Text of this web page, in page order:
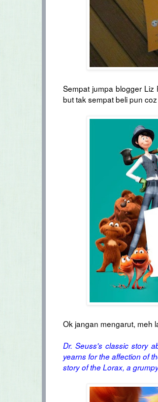
Sempat jumpa blogger
but tak sempat beli pun
Ok jangan mengarut, meh
Dr. Seuss's classic story
yearns for the affection of
story of the Lorax, a